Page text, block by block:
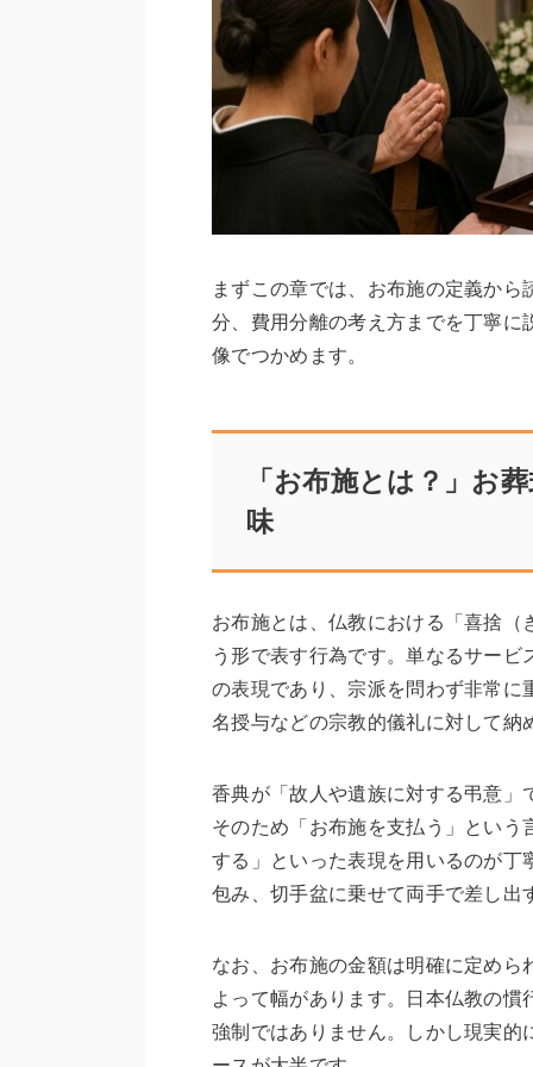
まずこの章では、お布施の定義か
分、費用分離の考え方までを丁寧
像でつかめます。
「お布施とは？」お
味
お布施とは、仏教における「喜捨
う形で表す行為です。単なるサー
の表現であり、宗派を問わず非常
名授与などの宗教的儀礼に対して
香典が「故人や遺族に対する弔意
そのため「お布施を支払う」とい
する」といった表現を用いるのが
包み、切手盆に乗せて両手で差し
なお、お布施の金額は明確に定め
よって幅があります。日本仏教の
強制ではありません。しかし現実